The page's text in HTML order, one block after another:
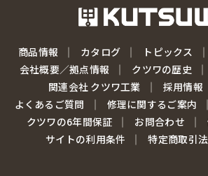
商品情報 カタログ トピックス
会社概要／拠点情報
クツワの歴史
関連会社 クツワ工業
採用情報
よくあるご質問
修理に関するご案内
クツワの6年間保証
お問合わせ
サイトの利用条件
特定商取引